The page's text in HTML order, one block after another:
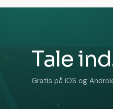
Tale
Gratis på iOS og